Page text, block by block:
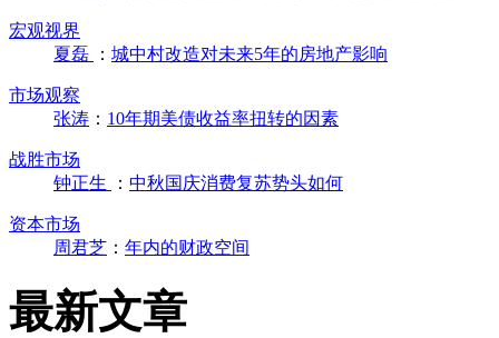
宏观视界
夏磊
： 城中村改造对未来5年的房地产影响
市场观察
张涛 ： 10年期美债收益率扭转的因素
战胜市场
钟正生
： 中秋国庆消费复苏势头如何
资本市场
周君芝 ： 年内的财政空间
最新文章